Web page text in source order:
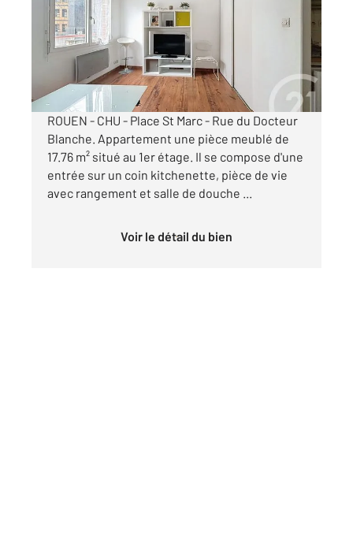
Appartement Studio à louer
470 €
par mois charges comprises
ROUEN - CHU - Place St Marc - Rue du Docteur
Blanche. Appartement une pièce meublé de
17.76 m² situé au 1er étage. Il se compose d'une
entrée sur un coin kitchenette, pièce de vie
avec rangement et salle de douche ...
Voir le détail du bien